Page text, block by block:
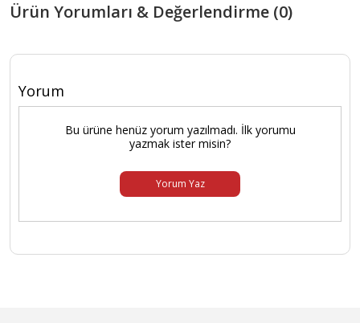
Ürün Yorumları & Değerlendirme (0)
Yorum
Bu ürüne henüz yorum yazılmadı. İlk yorumu
yazmak ister misin?
Yorum Yaz